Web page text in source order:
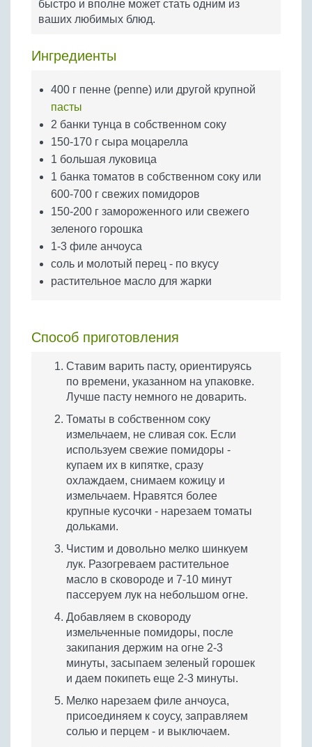
Бобовые
быстро и вполне может стать одним из
ваших любимых блюд.
Ингредиенты
400 г пенне (penne) или другой крупной
пасты
2 банки тунца в собственном соку
150-170 г сыра моцарелла
1 большая луковица
1 банка томатов в собственном соку или
600-700 г свежих помидоров
150-200 г замороженного или свежего
зеленого горошка
1-3 филе анчоуса
соль и молотый перец - по вкусу
растительное масло для жарки
Способ приготовления
Ставим варить пасту, ориентируясь
по времени, указанном на упаковке.
Лучше пасту немного не доварить.
Томаты в собственном соку
измельчаем, не сливая сок. Если
используем свежие помидоры -
купаем их в кипятке, сразу
охлаждаем, снимаем кожицу и
измельчаем. Нравятся более
крупные кусочки - нарезаем томаты
дольками.
Чистим и довольно мелко шинкуем
лук. Разогреваем растительное
масло в сковороде и 7-10 минут
пассеруем лук на небольшом огне.
Добавляем в сковороду
измельченные помидоры, после
закипания держим на огне 2-3
минуты, засыпаем зеленый горошек
и даем покипеть еще 2-3 минуты.
Мелко нарезаем филе анчоуса,
присоединяем к соусу, заправляем
солью и перцем - и выключаем.